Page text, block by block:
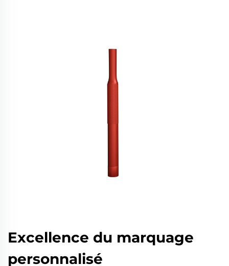
Excellence du marquage
personnalisé